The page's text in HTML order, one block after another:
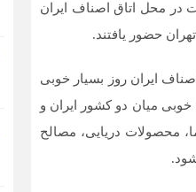
صادرات در محل اتاق اصناف ایران
حضور یافتند.
ایران روز بسیار خوبی
میان دو کشور ایران و
محصولات دریایی، مصالح